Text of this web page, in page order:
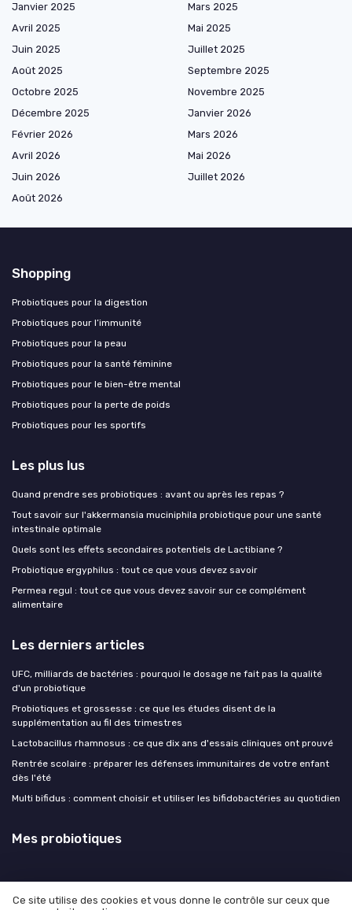
Janvier 2025
Mars 2025
Avril 2025
Mai 2025
Juin 2025
Juillet 2025
Août 2025
Septembre 2025
Octobre 2025
Novembre 2025
Décembre 2025
Janvier 2026
Février 2026
Mars 2026
Avril 2026
Mai 2026
Juin 2026
Juillet 2026
Août 2026
Shopping
Probiotiques pour la digestion
Probiotiques pour l’immunité
Probiotiques pour la peau
Probiotiques pour la santé féminine
Probiotiques pour le bien-être mental
Probiotiques pour la perte de poids
Probiotiques pour les sportifs
Les plus lus
Quand prendre ses probiotiques : avant ou après les repas ?
Tout savoir sur l'akkermansia muciniphila probiotique pour une santé
intestinale optimale
Quels sont les effets secondaires potentiels de Lactibiane ?
Probiotique ergyphilus : tout ce que vous devez savoir
Permea regul : tout ce que vous devez savoir sur ce complément
alimentaire
Les derniers articles
UFC, milliards de bactéries : pourquoi le dosage ne fait pas la qualité
d'un probiotique
Probiotiques et grossesse : ce que les études disent de la
supplémentation au fil des trimestres
Lactobacillus rhamnosus : ce que dix ans d'essais cliniques ont prouvé
Rentrée scolaire : préparer les défenses immunitaires de votre enfant
dès l'été
Multi bifidus : comment choisir et utiliser les bifidobactéries au quotidien
Mes probiotiques
Ce site utilise des cookies et vous donne le contrôle sur ceux que